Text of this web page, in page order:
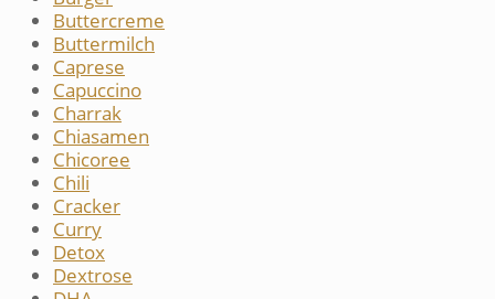
Buttercreme
Buttermilch
Caprese
Capuccino
Charrak
Chiasamen
Chicoree
Chili
Cracker
Curry
Detox
Dextrose